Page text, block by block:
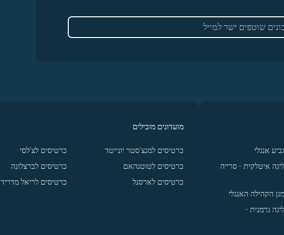
אנגלי
איטלקית - סרייה
הקהילה האנגלי
גרמנית -
מועדונים מובילים
כרטיסים למנצ'סטר יונייטד
כרטיסים לטוטנהאם
כרטיסים לארסנל
כרטיסים לצ'לסי
כרטיסים לברצלונה
כרטיסים לריאל מדריד